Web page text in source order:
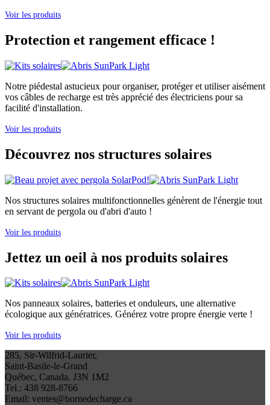
Voir les produits
Protection et rangement efficace !
Notre piédestal astucieux pour organiser, protéger et utiliser aisément
vos câbles de recharge est très apprécié des électriciens pour sa
facilité d'installation.
Voir les produits
Découvrez nos structures solaires
Nos structures solaires multifonctionnelles génèrent de l'énergie tout
en servant de pergola ou d'abri d'auto !
Voir les produits
Jettez un oeil à nos produits solaires
Nos panneaux solaires, batteries et onduleurs, une alternative
écologique aux génératrices. Générez votre propre énergie verte !
Voir les produits
285, Sir-Wilfrid-Laurier,
Saint-Basile-le-Grand
Québec, Canada, J3N 1M2
Tel.: 438 928-8766
Email: ventes@bornedecharge.ca